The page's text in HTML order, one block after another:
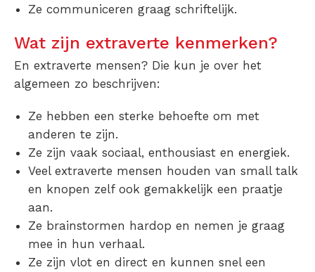
Ze communiceren graag schriftelijk.
Wat zijn extraverte kenmerken?
En extraverte mensen? Die kun je over het
algemeen zo beschrijven:
Ze hebben een sterke behoefte om met
anderen te zijn.
Ze zijn vaak sociaal, enthousiast en energiek.
Veel extraverte mensen houden van small talk
en knopen zelf ook gemakkelijk een praatje
aan.
Ze brainstormen hardop en nemen je graag
mee in hun verhaal.
Ze zijn vlot en direct en kunnen snel een